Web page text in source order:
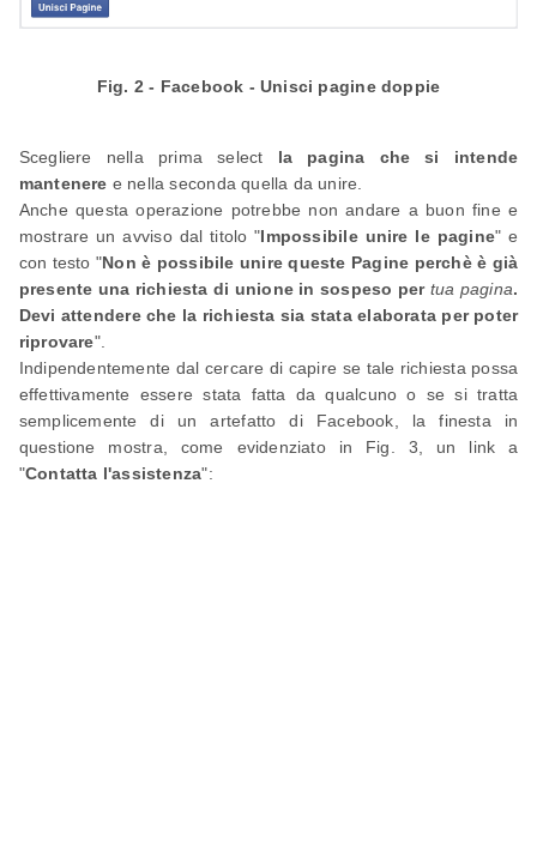
Fig. 2 - Facebook - Unisci pagine doppie
Scegliere nella prima select la pagina che si intende
mantenere e nella seconda quella da unire.
Anche questa operazione potrebbe non andare a buon fine e
mostrare un avviso dal titolo "Impossibile unire le pagine" e
con testo "Non è possibile unire queste Pagine perchè è già
presente una richiesta di unione in sospeso per tua pagina.
Devi attendere che la richiesta sia stata elaborata per poter
riprovare".
Indipendentemente dal cercare di capire se tale richiesta possa
effettivamente essere stata fatta da qualcuno o se si tratta
semplicemente di un artefatto di Facebook, la finesta in
questione mostra, come evidenziato in Fig. 3, un link a
"Contatta l'assistenza":